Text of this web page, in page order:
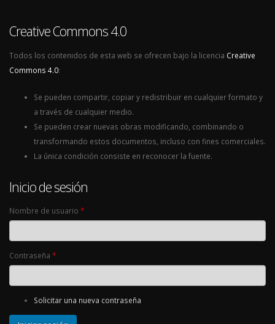
Creative Commons 4.0
Todos los contenidos de esta web se ofrecen bajo la licencia Creative
Commons 4.0:
Se pueden compartir, copiar y redistribuir en cualquier formato y
a través de cualquier medio.
Se pueden crear nuevas obras modificando, combinando o
transformando estos documentos, incluso con fines comerciales.
La única condición consiste en reconocer la fuente.
Inicio de sesión
Nombre de usuario *
Contraseña *
Solicitar una nueva contraseña